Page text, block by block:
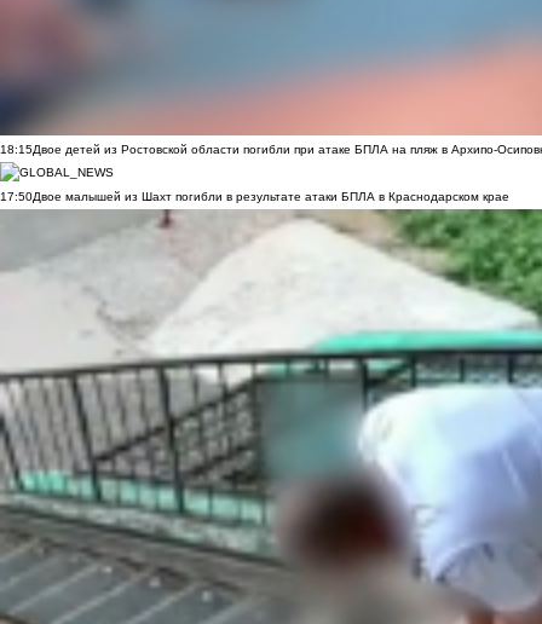
18:15Двое детей из Ростовской области погибли при атаке БПЛА на пляж в Архипо-
17:50Двое малышей из Шахт погибли в результате атаки БПЛА в Краснодарском крае